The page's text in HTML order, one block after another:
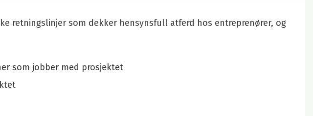
retningslinjer som dekker hensynsfull atferd hos entreprenører, og
som jobber med prosjektet